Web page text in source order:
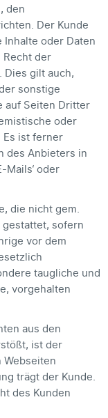
den
Der Kunde
oder Daten
der
gilt auch,
sonstige
auf Seiten Dritter
oder
ist ferner
des Anbieters in
Mails‘ oder
die nicht gem.
sofern
vor dem
taugliche und
vorgehalten
aus den
ist der
trägt der Kunde.
des Kunden